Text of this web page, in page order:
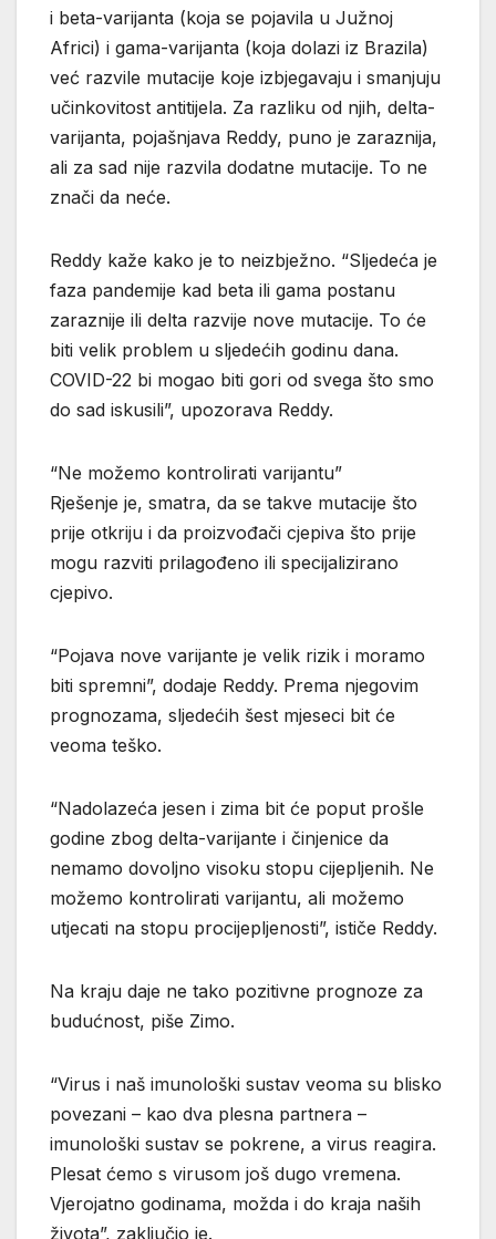
i beta-varijanta (koja se pojavila u Južnoj
Africi) i gama-varijanta (koja dolazi iz Brazila)
već razvile mutacije koje izbjegavaju i smanjuju
učinkovitost antitijela. Za razliku od njih, delta-
varijanta, pojašnjava Reddy, puno je zaraznija,
ali za sad nije razvila dodatne mutacije. To ne
znači da neće.
Reddy kaže kako je to neizbježno. “Sljedeća je
faza pandemije kad beta ili gama postanu
zaraznije ili delta razvije nove mutacije. To će
biti velik problem u sljedećih godinu dana.
COVID-22 bi mogao biti gori od svega što smo
do sad iskusili”, upozorava Reddy.
“Ne možemo kontrolirati varijantu”
Rješenje je, smatra, da se takve mutacije što
prije otkriju i da proizvođači cjepiva što prije
mogu razviti prilagođeno ili specijalizirano
cjepivo.
“Pojava nove varijante je velik rizik i moramo
biti spremni”, dodaje Reddy. Prema njegovim
prognozama, sljedećih šest mjeseci bit će
veoma teško.
“Nadolazeća jesen i zima bit će poput prošle
godine zbog delta-varijante i činjenice da
nemamo dovoljno visoku stopu cijepljenih. Ne
možemo kontrolirati varijantu, ali možemo
utjecati na stopu procijepljenosti”, ističe Reddy.
Na kraju daje ne tako pozitivne prognoze za
budućnost, piše Zimo.
“Virus i naš imunološki sustav veoma su blisko
povezani – kao dva plesna partnera –
imunološki sustav se pokrene, a virus reagira.
Plesat ćemo s virusom još dugo vremena.
Vjerojatno godinama, možda i do kraja naših
života”, zaključio je.